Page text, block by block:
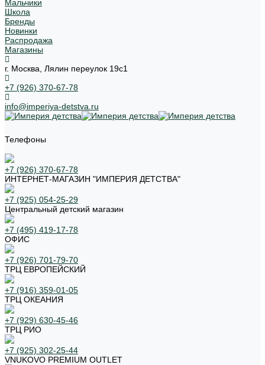
Мальчики
Школа
Бренды
Новинки
Распродажа
Магазины
г. Москва, Лялин переулок 19с1
+7 (926) 370-67-78
info@imperiya-detstva.ru
Телефоны
+7 (926) 370-67-78
ИНТЕРНЕТ-МАГАЗИН "ИМПЕРИЯ ДЕТСТВА"
+7 (925) 054-25-29
Центральный детский магазин
+7 (495) 419-17-78
ОФИС
+7 (926) 701-79-70
ТРЦ ЕВРОПЕЙСКИЙ
+7 (916) 359-01-05
ТРЦ ОКЕАНИЯ
+7 (929) 630-45-46
ТРЦ РИО
+7 (925) 302-25-44
VNUKOVO PREMIUM OUTLET